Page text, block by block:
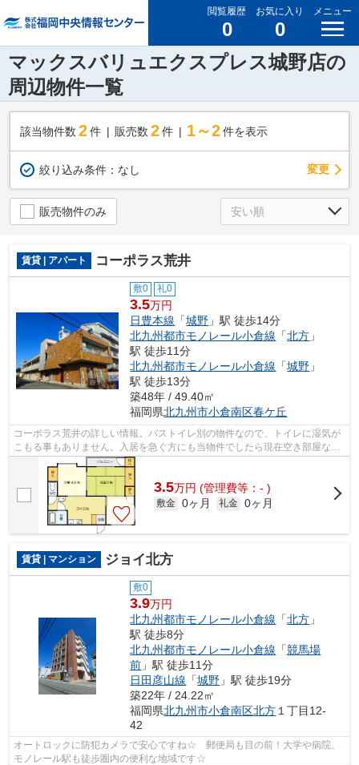
閲覧履歴
0
お気に入り
0
メニュー
マックスバリュエクスプレス城野店の
周辺物件一覧
該当物件数 2件 販売数 2 件 1～2 件を表示
絞り込み条件： なし 変更
販売物件のみ
賃貸 | アパート コーポラス荒井
敷0 礼0
3.5万円
日豊本線 「城野 」駅 徒歩14分
北九州都市モノレール小倉線 「北方 」
駅 徒歩11分
北九州都市モノレール小倉線 「城野 」
駅 徒歩13分
築48年 / 49.40㎡
福岡県北九州市小倉南区春ケ丘
コーポラス荒井の詳しい情報。バストイレ別の物件なので、トイレに湿気が
こもる事もありません。入居を急ぐ方にも当物件でしたら現在空き部屋なの
で一押しです。布団の収納にピッタリ...
3.5万円 (管理費等：- )
敷金 0ヶ月 礼金 0ヶ月
賃貸 | マンション ジョイ北方
敷0
3.9万円
北九州都市モノレール小倉線 「北方 」
駅 徒歩8分
北九州都市モノレール小倉線 「競馬場
前 」駅 徒歩11分
日田彦山線 「城野 」駅 徒歩19分
築22年 / 24.22㎡
福岡県北九州市小倉南区北方 １丁目12-
42
オートロックに防犯カメラで安心ですね☆ 郵便局も目の前！大学や病院、
モノレール駅も徒歩圏内の便利な地域です☆